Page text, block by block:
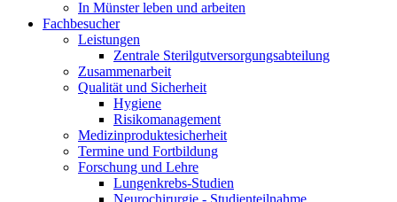
In Münster leben und arbeiten
Fachbesucher
Leistungen
Zentrale Sterilgutversorgungsabteilung
Zusammenarbeit
Qualität und Sicherheit
Hygiene
Risikomanagement
Medizinproduktesicherheit
Termine und Fortbildung
Forschung und Lehre
Lungenkrebs-Studien
Neurochirurgie - Studienteilnahme